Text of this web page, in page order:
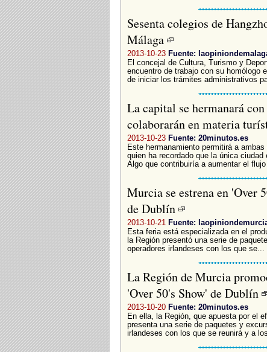
Sesenta colegios de
Málaga
2013-10-23 Fuente:
El concejal de Cultura, Turismo y
encuentro de trabajo con su homólogo
de iniciar los trámites administrativos
La capital se hermanará
colaborarán en materia
2013-10-23 Fuente: 20minutos.es
Este hermanamiento permitirá a
quien ha recordado que la única
Algo que contribuiría a aumentar el flujo
Murcia se estrena en 'Over
de Dublín
2013-10-21 Fuente:
Esta feria está especializada en el
la Región presentó una serie de
operadores irlandeses con los que se...
La Región de Murcia
'Over 50's Show' de Dublín
2013-10-20 Fuente: 20minutos.es
En ella, la Región, que apuesta por el
presenta una serie de paquetes y
irlandeses con los que se reunirá y a